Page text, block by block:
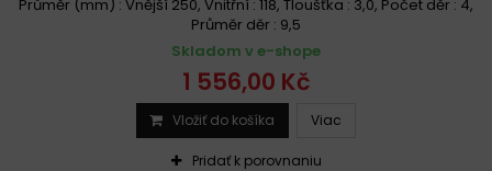
Průměr (mm) : Vnější 250, Vnitřní : 118, Tloušťka : 3,0, Počet děr : 4,
Průměr děr : 9,5
Skladom v e-shope
1 556,00 Kč
Vložiť do košíka Viac
Pridať k porovnaniu